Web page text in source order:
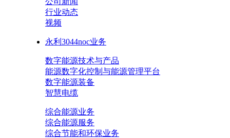
行业动态
视频
永利3044noc业务
数字能源技术与产品
能源数字化控制与能源管理平台
数字能源装备
智慧电缆
综合能源业务
综合能源服务
综合节能和环保业务